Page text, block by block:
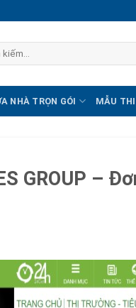
NHÀ TRỌN GÓI MẪU
GROUP –